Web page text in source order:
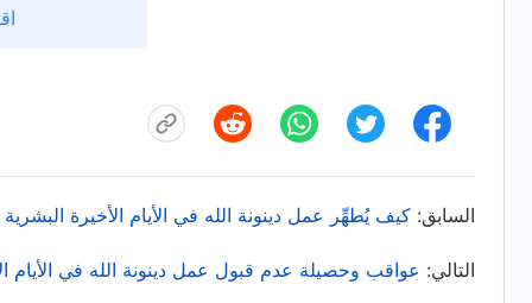
في غياهب الموت. فكيف يكون قادرًاً على معرفة أنه
على معرفة أن كل شيء على الأرض قد دمره البشر منذ
معرفة أن الخالق قد جاء إلى الأرض اليوم ويبحث
الإنسان كل تنقية ودينونة محتملة، لا يزال وعيه
الرغم من أن هذا النوع من الدينونة يشبه البَرَدَ اللاذع
أشخاصٌ كهؤلاء، لما كانت هناك نتيجة، ولكان من
السابق: كيف يُطهِّر عمل دينونة الله في الأيام الأخيرة
التالي: عواقب وحصيلة عدم قبول عمل دينونة الله في الأيام